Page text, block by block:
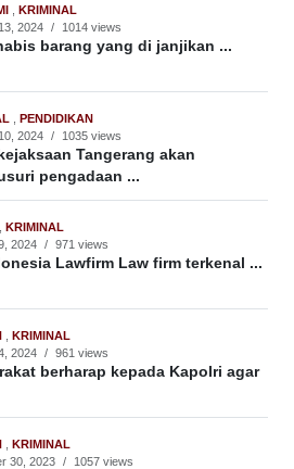
KRIMINAL
2024 / 1014 views
barang yang di janjikan ...
PENDIDIKAN
2024 / 1035 views
Tangerang akan
pengadaan ...
KRIMINAL
2024 / 971 views
Lawfirm Law firm terkenal ...
KRIMINAL
2024 / 961 views
berharap kepada Kapolri agar
KRIMINAL
30, 2023 / 1057 views